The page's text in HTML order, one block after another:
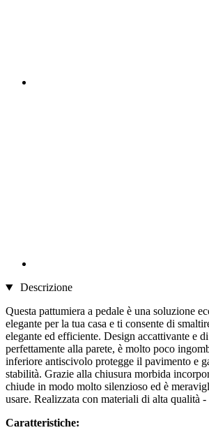
Descrizione
Questa pattumiera a pedale è una soluzione
elegante per la tua casa e ti consente di
elegante ed efficiente. Design accattivante e
perfettamente alla parete, è molto poco
inferiore antiscivolo protegge il pavimento e
stabilità. Grazie alla chiusura morbida
chiude in modo molto silenzioso ed è
usare. Realizzata con materiali di alta qualità
Caratteristiche: